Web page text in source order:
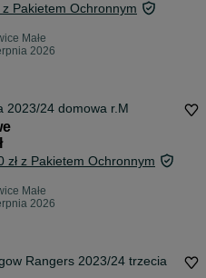
z Pakietem Ochronnym
Małe
2026
2023/24 domowa r.M
zł z Pakietem Ochronnym
Małe
2026
Rangers 2023/24 trzecia